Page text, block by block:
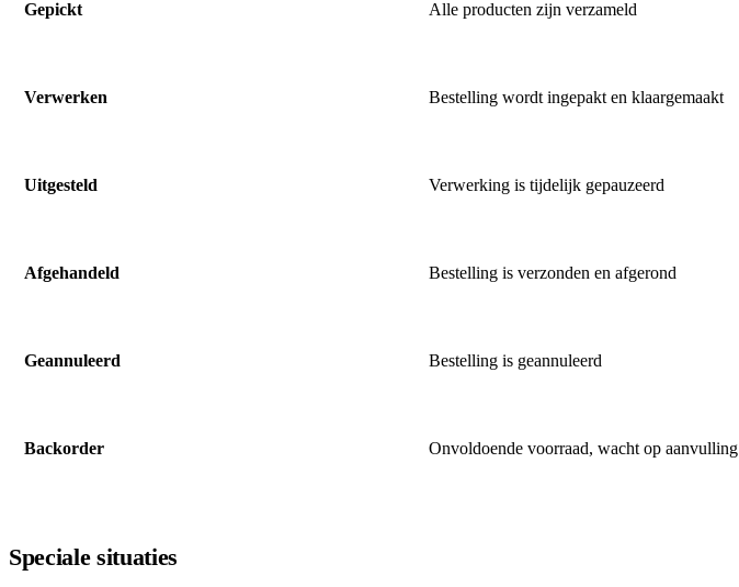
Gepickt Alle producten zijn verzameld
Verwerken Bestelling wordt ingepakt en klaargemaakt
Uitgesteld Verwerking is tijdelijk gepauzeerd
Afgehandeld Bestelling is verzonden en afgerond
Geannuleerd Bestelling is geannuleerd
Backorder Onvoldoende voorraad, wacht op aanvulling
Speciale situaties